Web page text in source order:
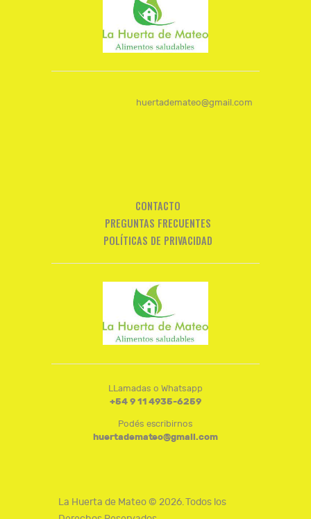
huertademateo@gmail.com
CONTACTO
PREGUNTAS FRECUENTES
POLÍTICAS DE PRIVACIDAD
LLamadas o Whatsapp
+54 9 11 4935-6259
Podés escribirnos
huertademateo@gmail.com
La Huerta de Mateo © 2026. Todos los